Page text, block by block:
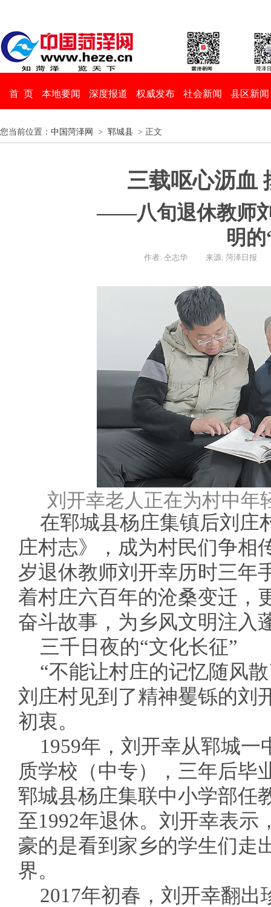
首 页 本地要闻 深度报道 权威发布 社会新闻 县区新闻
您当前位置： 中国菏泽网 > 郓城县 > 正文
三载呕心沥血
——八旬退休教师
明
作者: 仝志华 来源: 菏泽日报
刘开幸老人正在为村中年
在郓城县杨庄集镇后刘庄
庄村志》，成为村民们争相
岁退休教师刘开幸历时三年
着村庄六百年的沧桑变迁，
奋斗故事，为乡风文明注入
三千日夜的“文化长征”
“不能让村庄的记忆随风
刘庄村见到了精神矍铄的刘
初衷。
1959年，刘开幸从郓城
质学校（中专），三年后毕
郓城县杨庄集联中小学部任
至1992年退休。刘开幸表示
豪的是看到家乡的学生们走
界。
2017年初春，刘开幸翻